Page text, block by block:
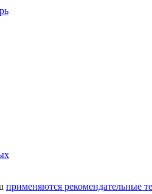
применяются рекомендательные